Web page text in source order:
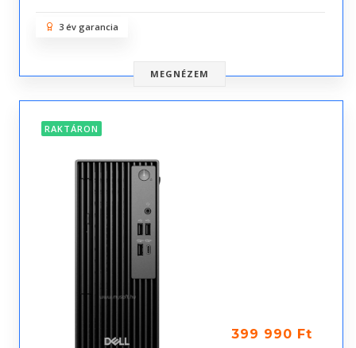
3 év garancia
MEGNÉZEM
RAKTÁRON
399 990 Ft